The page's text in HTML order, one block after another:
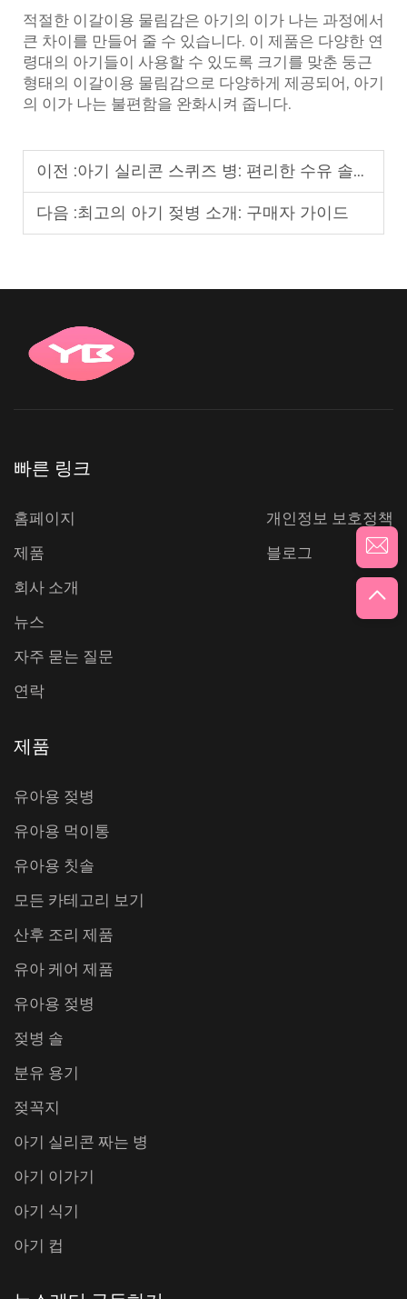
적절한 이갈이용 물림감은 아기의 이가 나는 과정에서
큰 차이를 만들어 줄 수 있습니다. 이 제품은 다양한 연
령대의 아기들이 사용할 수 있도록 크기를 맞춘 둥근
형태의 이갈이용 물림감으로 다양하게 제공되어, 아기
의 이가 나는 불편함을 완화시켜 줍니다.
이전 :아기 실리콘 스퀴즈 병: 편리한 수유 솔루션
다음 :최고의 아기 젖병 소개: 구매자 가이드
빠른 링크
홈페이지
제품
회사 소개
뉴스
자주 묻는 질문
연락
개인정보 보호정책
블로그
제품
유아용 젖병
유아용 먹이통
유아용 칫솔
모든 카테고리 보기
산후 조리 제품
유아 케어 제품
유아용 젖병
젖병 솔
분유 용기
젖꼭지
아기 실리콘 짜는 병
아기 이가기
아기 식기
아기 컵